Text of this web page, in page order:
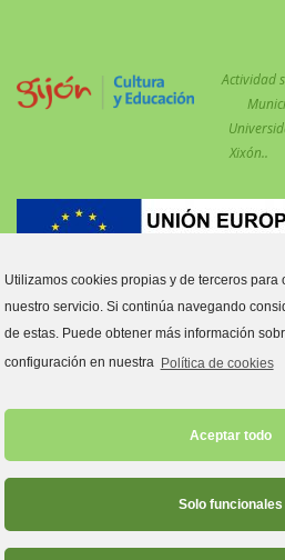
Actividad
Xixón..
medidas COVID están financiadas
Estas aulas son:
Aula primero y segundo de Primaria
Utilizamos cookies propias y de terceros para
nuestro servicio. Si continúa navegando
de estas. Puede obtener más información
configuración en nuestra Política de cookies
Aceptar todo
Solo funcionales